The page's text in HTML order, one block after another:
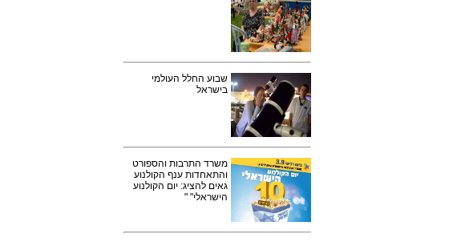
שבוע החלל העולמי
בישראל
משרד התרבות והספורט
והתאחדות ענף הקולנוע
גאים להציג: יום הקולנוע
הישראלי" "